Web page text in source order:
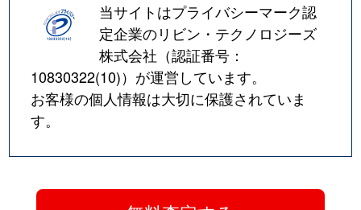
当サイトはプライバシーマーク認
定企業のリビン・テクノロジーズ
株式会社（認証番号：
10830322(10)）が運営しています。
お客様の個人情報は大切に保護されていま
す。